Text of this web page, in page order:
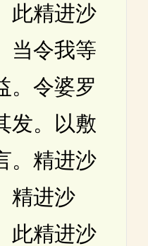
此精进沙
当令我等
。令婆罗
发。以敷
。精进沙
精进沙
此精进沙